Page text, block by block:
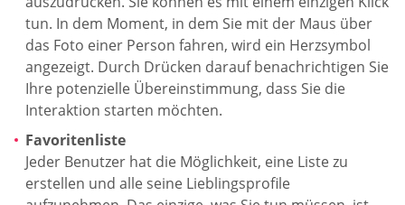
tun. In dem Moment, in dem Sie mit der Maus über
das Foto einer Person fahren, wird ein Herzsymbol
angezeigt. Durch Drücken darauf benachrichtigen Sie
Ihre potenzielle Übereinstimmung, dass Sie die
Interaktion starten möchten.
Favoritenliste
Jeder Benutzer hat die Möglichkeit, eine Liste zu
erstellen und alle seine Lieblingsprofile